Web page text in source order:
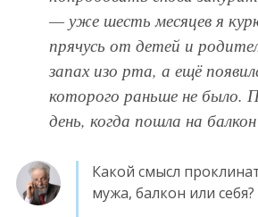
— уже шесть месяцев я
прячусь от детей и
запах изо рта, а ещё
которого раньше не было.
день, когда пошла на
Какой смысл
мужа, балкон или себя?